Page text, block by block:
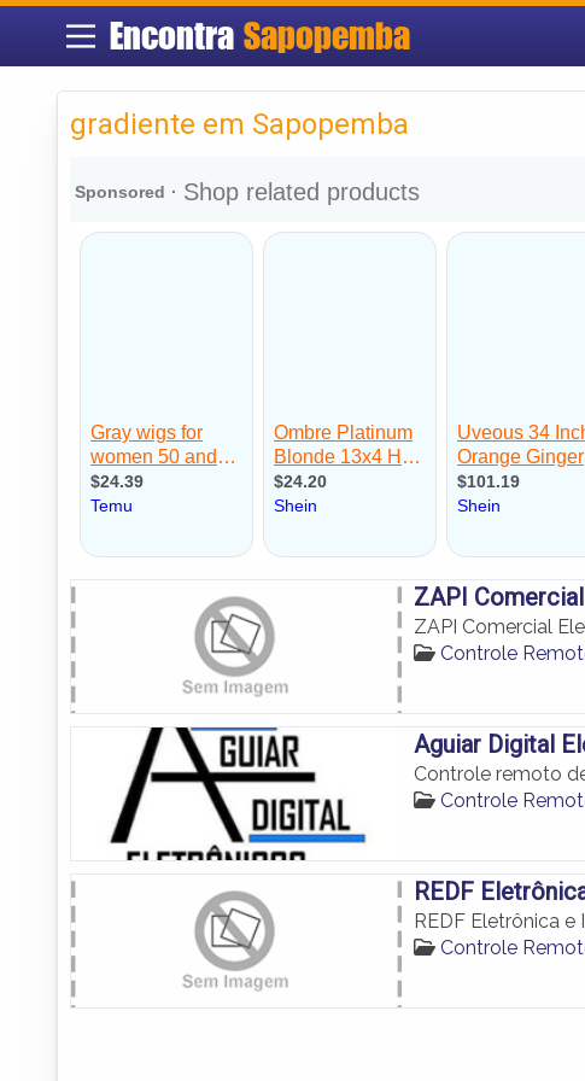
Encontra Sapopemba
gradiente em Sapopemba
ZAPI
ZAPI Comercial
Controle
Aguiar Digital
Controle remoto
Controle
REDF
REDF Eletrônica e
Controle